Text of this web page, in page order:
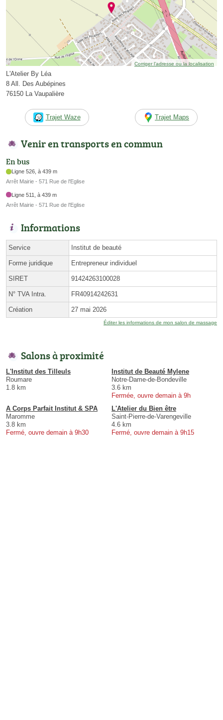
Corriger l’adresse ou la localisation
L'Atelier By Léa
8 All. Des Aubépines
76150 La Vaupalière
Trajet Waze Trajet Maps
Venir en transports en commun
En bus
Ligne 526, à 439 m
Arrêt Mairie - 571 Rue de l'Eglise
Ligne 511, à 439 m
Arrêt Mairie - 571 Rue de l'Eglise
Informations
Service Institut de beauté
Forme juridique Entrepreneur individuel
SIRET 91424263100028
N° TVA Intra. FR40914242631
Création 27 mai 2026
Éditer les informations de mon salon de massage
Salons à proximité
L'Institut des Tilleuls
Roumare
1.8 km
Institut de Beauté Mylene
Notre-Dame-de-Bondeville
3.6 km
Fermée, ouvre demain à 9h
A Corps Parfait Institut & SPA
Maromme
3.8 km
Fermé, ouvre demain à 9h30
L'Atelier du Bien être
Saint-Pierre-de-Varengeville
4.6 km
Fermé, ouvre demain à 9h15